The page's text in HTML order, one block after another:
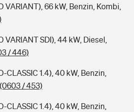
VARIANT), 66 kW, Benzin, Kombi,
VARIANT SDI), 44 kW, Diesel,
/ 446)
CLASSIC 1.4), 40 kW, Benzin,
(0603 / 453)
CLASSIC 1.4), 40 kW, Benzin,